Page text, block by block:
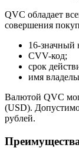
QVC обладает
совершения
16-значный
CVV-код;
срок
имя
Валютой QVC
(USD).
рублей.